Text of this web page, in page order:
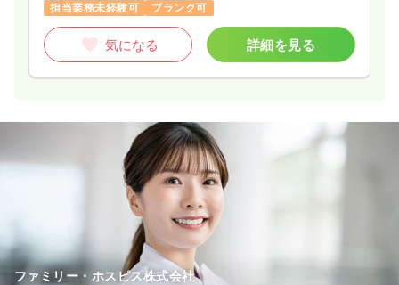
担当業務未経験可
ブランク可
気になる 詳細を見る
ファミリー・ホスピス株式会社